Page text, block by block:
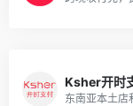
Ksher开时
东南亚本土店